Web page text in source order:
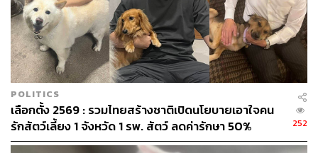
POLITICS
เลือกตั้ง 2569 : รวมไทยสร้างชาติเปิดนโยบายเอาใจคน
รักสัตว์เลี้ยง 1 จังหวัด 1 รพ. สัตว์ ลดค่ารักษา 50%
252